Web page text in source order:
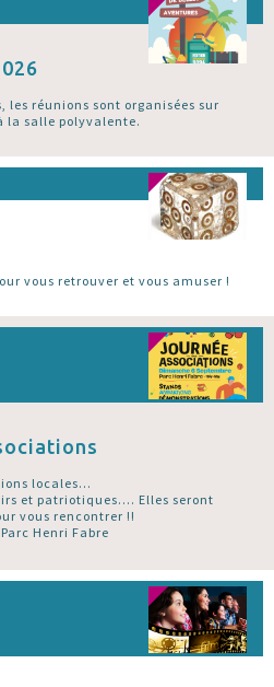
les réunions sont organisées sur
la salle polyvalente.
vous retrouver et vous amuser !
locales...
et patriotiques.... Elles seront
vous rencontrer !!
Henri Fabre